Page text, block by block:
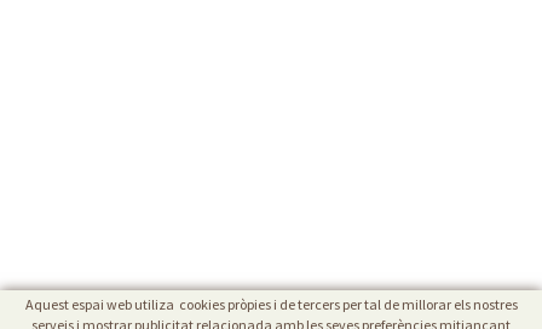
Aquest espai web utiliza cookies pròpies i de tercers per tal de millorar els nostres
serveis i mostrar publicitat relacionada amb les seves preferències mitjançant